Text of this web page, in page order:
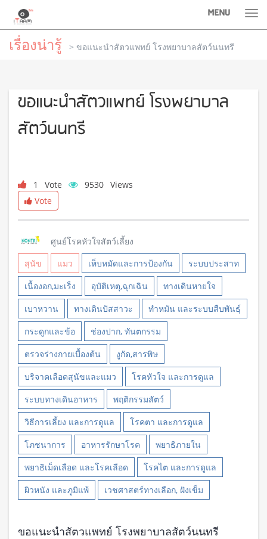
MENU
เรื่องน่ารู้ > ขอแนะนำสัตวแพทย์ โรงพยาบาลสัตว์นนทรี
ขอแนะนำสัตวแพทย์ โรงพยาบาล
สัตว์นนทรี
1 Vote 9530 Views
Vote
ศูนย์โรคหัวใจสัตว์เลี้ยง
สุนัข
แมว เห็บหมัดและการป้องกัน
ระบบประสาท
เนื้องอก,มะเร็ง
อุบัติเหตุ,ฉุกเฉิน
ทางเดินหายใจ
เบาหวาน
ทางเดินปัสสาวะ
ทำหมัน และระบบสืบพันธุ์
กระดูกและข้อ
ช่องปาก, ทันตกรรม
ตรวจร่างกายเบื้องต้น
งูกัด,สารพิษ
บริจาคเลือดสุนัขและแมว
โรคหัวใจ และการดูแล
ระบบทางเดินอาหาร
พฤติกรรมสัตว์
วิธีการเลี้ยง และการดูแล
โรคตา และการดูแล
โภชนาการ
อาหารรักษาโรค
พยาธิภายใน
พยาธิเม็ดเลือด และโรคเลือด
โรคไต และการดูแล
ผิวหนัง และภูมิแพ้
เวชศาสตร์ทางเลือก, ฝังเข็ม
ขอแนะนำสัตวแพทย์ โรงพยาบาลสัตว์นนทรี